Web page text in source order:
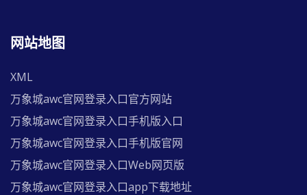
网站地图
XML
万象城awc官网登录入口官方网站
万象城awc官网登录入口手机版入口
万象城awc官网登录入口手机版官网
万象城awc官网登录入口Web网页版
万象城awc官网登录入口app下载地址